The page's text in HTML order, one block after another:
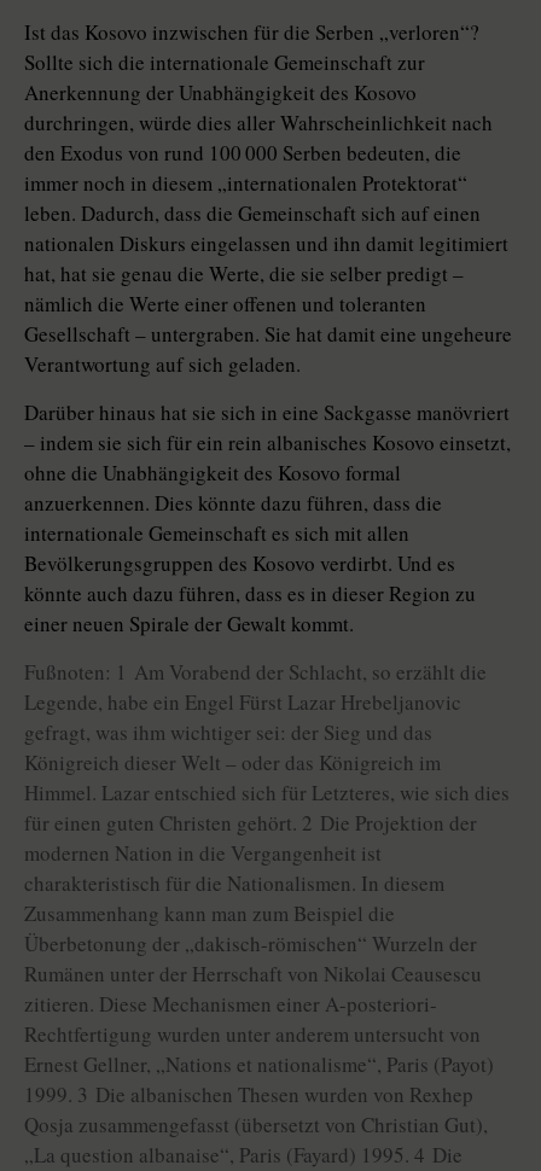
Ist das Kosovo inzwischen für die Serben „verloren“?
Sollte sich die internationale Gemeinschaft zur
Anerkennung der Unabhängigkeit des Kosovo
durchringen, würde dies aller Wahrscheinlichkeit nach
den Exodus von rund 100 000 Serben bedeuten, die
immer noch in diesem „internationalen Protektorat“
leben. Dadurch, dass die Gemeinschaft sich auf einen
nationalen Diskurs eingelassen und ihn damit legitimiert
hat, hat sie genau die Werte, die sie selber predigt –
nämlich die Werte einer offenen und toleranten
Gesellschaft – untergraben. Sie hat damit eine ungeheure
Verantwortung auf sich geladen.
Darüber hinaus hat sie sich in eine Sackgasse manövriert
– indem sie sich für ein rein albanisches Kosovo einsetzt,
ohne die Unabhängigkeit des Kosovo formal
anzuerkennen. Dies könnte dazu führen, dass die
internationale Gemeinschaft es sich mit allen
Bevölkerungsgruppen des Kosovo verdirbt. Und es
könnte auch dazu führen, dass es in dieser Region zu
einer neuen Spirale der Gewalt kommt.
Fußnoten: 1 Am Vorabend der Schlacht, so erzählt die
Legende, habe ein Engel Fürst Lazar Hrebeljanovic
gefragt, was ihm wichtiger sei: der Sieg und das
Königreich dieser Welt – oder das Königreich im
Himmel. Lazar entschied sich für Letzteres, wie sich dies
für einen guten Christen gehört. 2 Die Projektion der
modernen Nation in die Vergangenheit ist
charakteristisch für die Nationalismen. In diesem
Zusammenhang kann man zum Beispiel die
Überbetonung der „dakisch-römischen“ Wurzeln der
Rumänen unter der Herrschaft von Nikolai Ceausescu
zitieren. Diese Mechanismen einer A-posteriori-
Rechtfertigung wurden unter anderem untersucht von
Ernest Gellner, „Nations et nationalisme“, Paris (Payot)
1999. 3 Die albanischen Thesen wurden von Rexhep
Qosja zusammengefasst (übersetzt von Christian Gut),
„La question albanaise“, Paris (Fayard) 1995. 4 Die